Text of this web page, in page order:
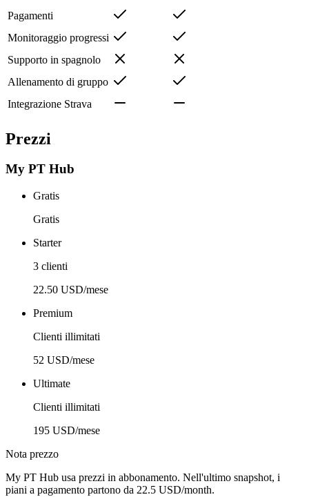
Pagamenti
Monitoraggio progressi
Supporto in spagnolo
Allenamento di gruppo
Integrazione Strava
Prezzi
My PT Hub
Gratis
Gratis
Starter
3 clienti
22.50 USD/mese
Premium
Clienti illimitati
52 USD/mese
Ultimate
Clienti illimitati
195 USD/mese
Nota prezzo
My PT Hub usa prezzi in abbonamento. Nell'ultimo snapshot, i
piani a pagamento partono da 22.5 USD/month.